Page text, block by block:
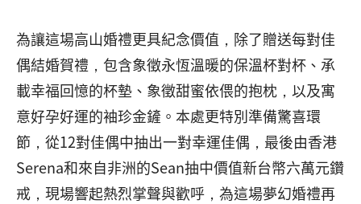
為讓這場高山婚禮更具紀念價值，除了贈送每對佳
偶結婚賀禮，包含象徵永恆溫暖的保溫杯對杯、承
載幸福回憶的杯墊、象徵甜蜜依偎的抱枕，以及寓
意好孕好運的袖珍金鏟。本處更特別準備驚喜環
節，從12對佳偶中抽出一對幸運佳偶，最後由香港
Serena和來自非洲的Sean抽中價值新台幣六萬元鑽
戒，現場響起熱烈掌聲與歡呼，為這場夢幻婚禮再